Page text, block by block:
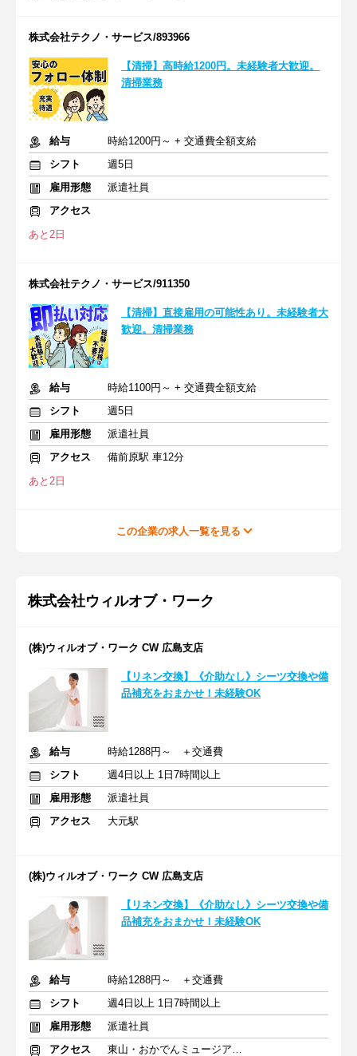
株式会社テクノ・サービス/893966
【清掃】高時給1200円。未経験者大歓迎。
清掃業務
給与
時給1200円～ + 交通費全額支給
シフト
週5日
雇用形態
派遣社員
アクセス
あと2日
株式会社テクノ・サービス/911350
【清掃】直接雇用の可能性あり。未経験者大
歓迎。清掃業務
給与
時給1100円～ + 交通費全額支給
シフト
週5日
雇用形態
派遣社員
アクセス
備前原駅 車12分
あと2日
この企業の求人一覧を見る
株式会社ウィルオブ・ワーク
(株)ウィルオブ・ワーク CW 広島支店
【リネン交換】《介助なし》シーツ交換や備
品補充をおまかせ！未経験OK
給与
時給1288円～ ＋交通費
シフト
週4日以上 1日7時間以上
雇用形態
派遣社員
アクセス
大元駅
(株)ウィルオブ・ワーク CW 広島支店
【リネン交換】《介助なし》シーツ交換や備
品補充をおまかせ！未経験OK
給与
時給1288円～ ＋交通費
シフト
週4日以上 1日7時間以上
雇用形態
派遣社員
アクセス
東山・おかでんミュージアム駅駅